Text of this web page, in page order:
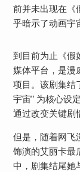
前并未出现在《
乎暗示了动画宇
到目前为止《假
媒体平台，是漫
项目。该剧集结
宇宙” 为核心设
通过改变关键剧
但是，随着网飞
饰演的艾丽卡最
中，剧集结尾她